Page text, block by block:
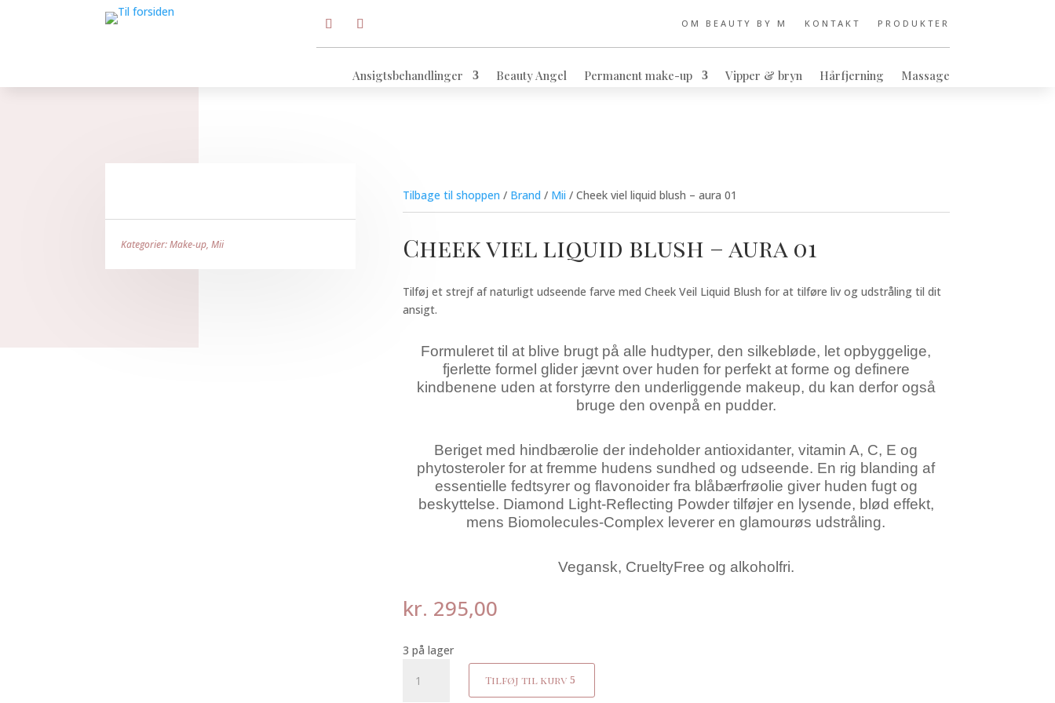
OM BEAUTY BY M KONTAKT PRODUKTER
Ansigtsbehandlinger Beauty Angel Permanent make-up Vipper & bryn Hårfjerning Massage
Kategorier:Make-up,Mii
Tilbage til shoppen / Brand / Mii / Cheek viel liquid blush – aura 01
Cheek viel liquid blush – aura 01
Tilføj et strejf af naturligt udseende farve med Cheek Veil Liquid Blush for at tilføre liv og udstråling til dit
ansigt.
Formuleret til at blive brugt på alle hudtyper, den silkebløde, let opbyggelige,
fjerlette formel glider jævnt over huden for perfekt at forme og definere
kindbenene uden at forstyrre den underliggende makeup, du kan derfor også
bruge den ovenpå en pudder.
Beriget med hindbærolie der indeholder antioxidanter, vitamin A, C, E og
phytosteroler for at fremme hudens sundhed og udseende. En rig blanding af
essentielle fedtsyrer og flavonoider fra blåbærfrøolie giver huden fugt og
beskyttelse. Diamond Light-Reflecting Powder tilføjer en lysende, blød effekt,
mens Biomolecules-Complex leverer en glamourøs udstråling.
Vegansk, CrueltyFree og alkoholfri.
kr. 295,00
3 på lager
Tilføj til kurv